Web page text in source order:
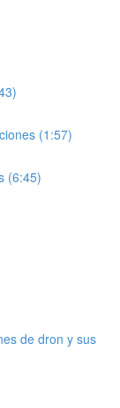
(1:57)
(6:45)
de dron y sus